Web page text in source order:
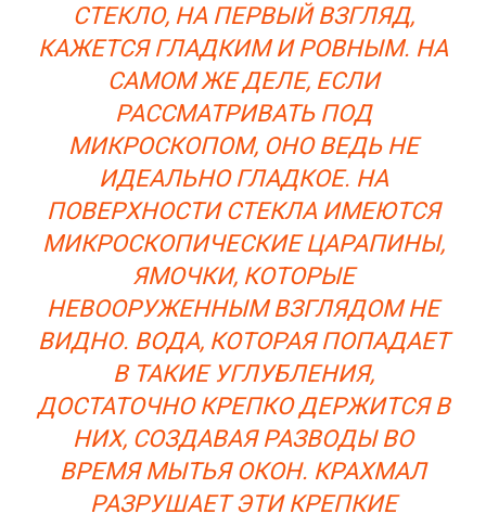
СТЕКЛО, НА ПЕРВЫЙ ВЗГЛЯД,
КАЖЕТСЯ ГЛАДКИМ И РОВНЫМ. НА
САМОМ ЖЕ ДЕЛЕ, ЕСЛИ
РАССМАТРИВАТЬ ПОД
МИКРОСКОПОМ, ОНО ВЕДЬ НЕ
ИДЕАЛЬНО ГЛАДКОЕ. НА
ПОВЕРХНОСТИ СТЕКЛА ИМЕЮТСЯ
МИКРОСКОПИЧЕСКИЕ ЦАРАПИНЫ,
ЯМОЧКИ, КОТОРЫЕ
НЕВООРУЖЕННЫМ ВЗГЛЯДОМ НЕ
ВИДНО. ВОДА, КОТОРАЯ ПОПАДАЕТ
В ТАКИЕ УГЛУБЛЕНИЯ,
ДОСТАТОЧНО КРЕПКО ДЕРЖИТСЯ В
НИХ, СОЗДАВАЯ РАЗВОДЫ ВО
ВРЕМЯ МЫТЬЯ ОКОН. КРАХМАЛ
РАЗРУШАЕТ ЭТИ КРЕПКИЕ